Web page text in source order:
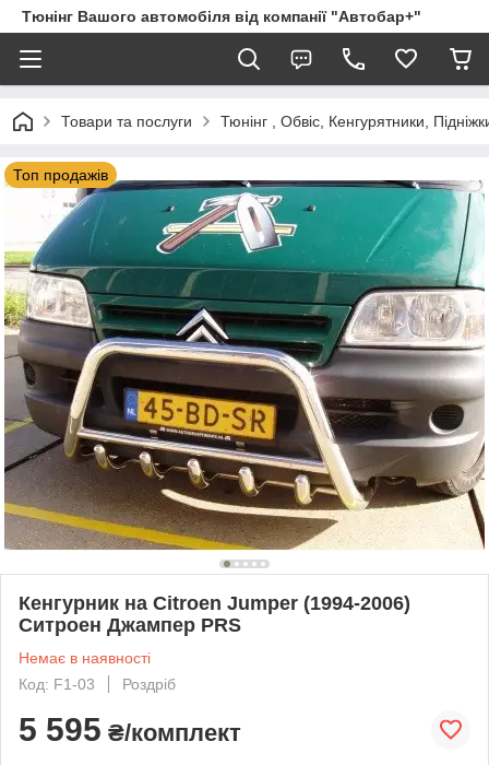
Тюнінг Вашого автомобіля від компанії "Автобар+"
Товари та послуги Тюнінг , Обвіс, Кенгурятники,
Топ продажів
Кенгурник на Citroen Jumper (1994-2006)
Ситроен Джампер PRS
Немає в наявності
Код: F1-03
Роздріб
5 595 ₴/комплект